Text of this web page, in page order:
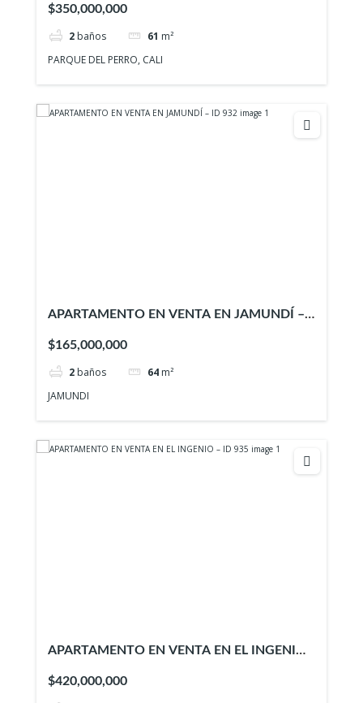
$350,000,000
2 baños 61 m²
PARQUE DEL PERRO, CALI
APARTAMENTO EN VENTA EN JAMUNDÍ –
$165,000,000
2 baños 64 m²
JAMUNDI
APARTAMENTO EN VENTA EN EL INGENIO
$420,000,000